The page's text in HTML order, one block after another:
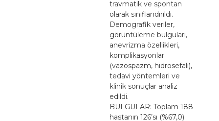
travmatik ve spontan
olarak sınıflandırıldı.
Demografik veriler,
görüntüleme bulguları,
anevrizma özellikleri,
komplikasyonlar
(vazospazm, hidrosefali),
tedavi yöntemleri ve
klinik sonuçlar analiz
edildi.
BULGULAR: Toplam 188
hastanın 126’sı (%67,0)